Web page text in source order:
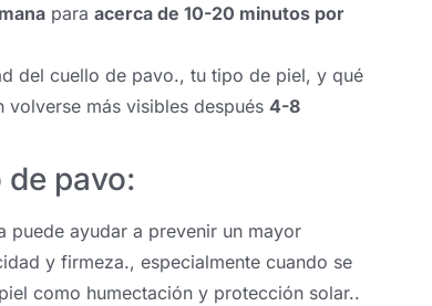
para acerca de 10-20 minutos por
del cuello de pavo., tu tipo de piel, y qué
más visibles después 4-8
pavo:
puede ayudar a prevenir un mayor
y firmeza., especialmente cuando se
como humectación y protección solar..